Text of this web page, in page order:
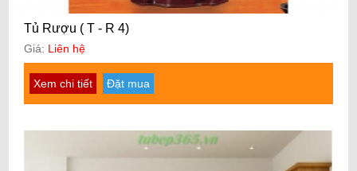
Tủ Rượu ( T - R 4)
Giá: Liên hệ
Xem chi tiết Đặt mua